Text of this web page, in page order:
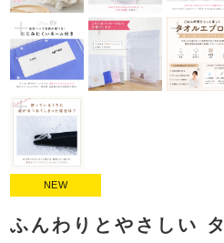
NEW
ふんわりとやさしい